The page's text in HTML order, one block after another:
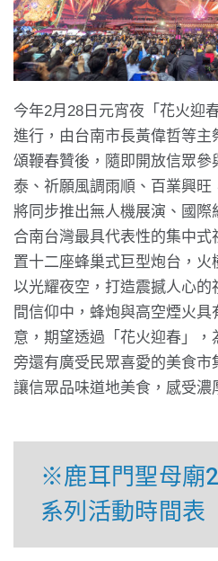
今年2月28日元宵夜「花火迎
進行，由台南市長黃偉哲等主
頌鞭春贊後，隨即開放信眾參
泰、祈願風調雨順、百業興旺
將同步推出無人機展演、國
合南台灣最具代表性的集中
置十二座蜂巢式巨型炮台，
以光耀夜空，打造震撼人心的
間信仰中，蜂炮與高空煙火
意，期望透過「花火迎春」
旁還有廣受民眾喜愛的美食市
讓信眾品味道地美食，感受濃
※鹿耳門聖母廟
系列活動時間表